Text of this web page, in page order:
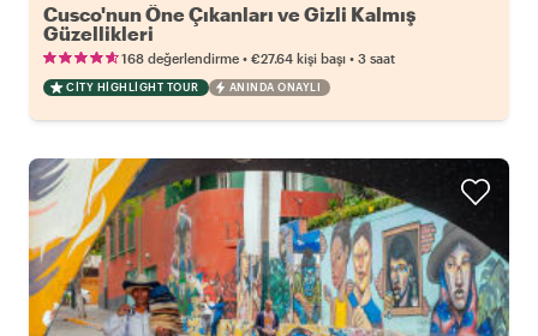
Cusco'nun Öne Çıkanları ve Gizli Kalmış
Güzellikleri
168 değerlendirme • €27.64 kişi başı • 3 saat
CITY HIGHLIGHT TOUR ANINDA ONAYLI